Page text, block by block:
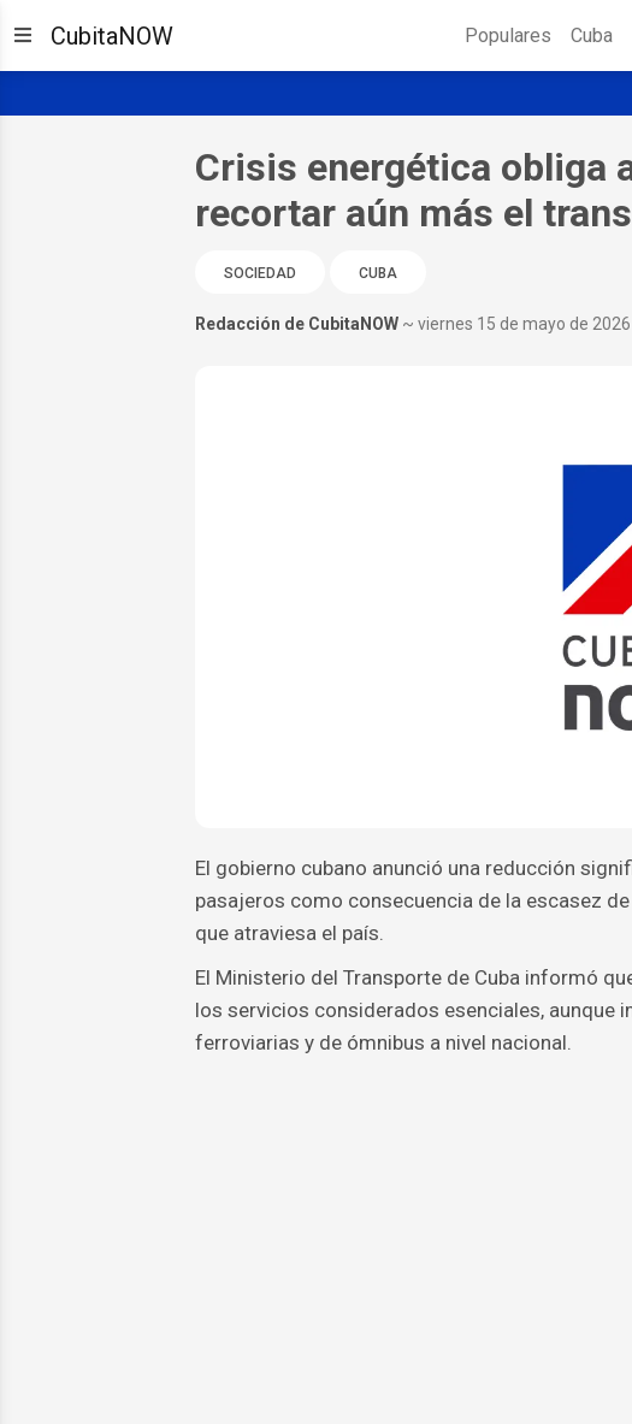
CubitaNOW Populares Cuba
Crisis energética obliga
recortar aún más el
SOCIEDAD CUBA
Redacción de CubitaNOW ~ viernes 15 de mayo de 2026
El gobierno cubano anunció una reducción
pasajeros como consecuencia de la escasez
que atraviesa el país.
El Ministerio del Transporte de Cuba informó
los servicios considerados esenciales, aunque
ferroviarias y de ómnibus a nivel nacional.